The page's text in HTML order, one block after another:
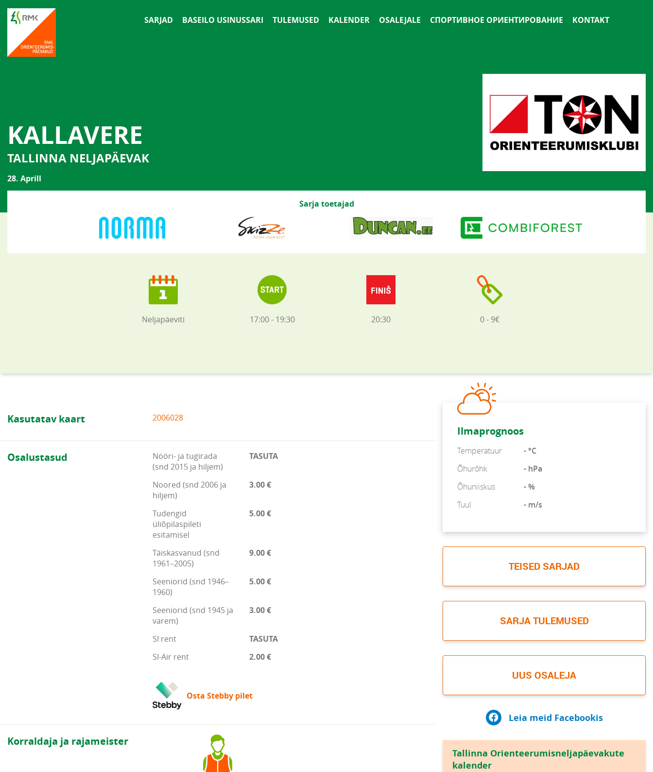
SARJAD BASEILO USINUSSARI TULEMUSED KALENDER OSALEJALE СПОРТИВНОЕ ОРИЕНТИРОВАНИЕ KONTAKT
KALLAVERE
TALLINNA NELJAPÄEVAK
28. Aprill
Sarja toetajad
Neljapäeviti 17:00 - 19:30 20:30 0 - 9€
Kasutatav kaart 2006028
Osalustasud
Nööri- ja tugirada
(snd 2015 ja hiljem)
TASUTA
Noored (snd 2006 ja
hiljem)
3.00 €
Tudengid
üliõpilaspileti
esitamisel
5.00 €
Täiskasvanud (snd
1961–2005)
9.00 €
Seeniorid (snd 1946–
1960)
5.00 €
Seeniorid (snd 1945 ja
varem)
3.00 €
SI rent
TASUTA
SI-Air rent
2.00 €
Osta Stebby pilet
Korraldaja ja rajameister
Ilmaprognoos
Temperatuur
- °C
Õhurõhk
- hPa
Õhuniiskus
- %
Tuul
- m/s
TEISED SARJAD
SARJA TULEMUSED
UUS OSALEJA
Leia meid Facebookis
Tallinna Orienteerumisneljapäevakute
kalender